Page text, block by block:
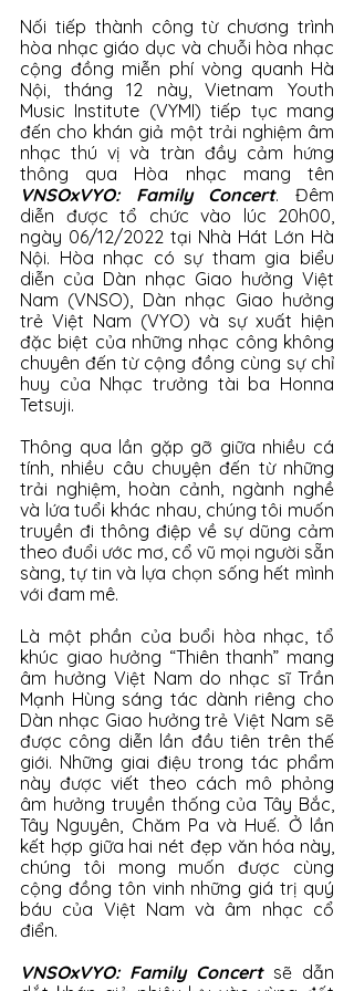
Nối tiếp thành công từ chương trình
hòa nhạc giáo dục và chuỗi hòa nhạc
cộng đồng miễn phí vòng quanh Hà
Nội, tháng 12 này, Vietnam Youth
Music Institute (VYMI) tiếp tục mang
đến cho khán giả một trải nghiệm âm
nhạc thú vị và tràn đầy cảm hứng
VNSOxVYO: Family Concert. Đêm
diễn được tổ chức vào lúc 20h00,
ngày 06/12/2022 tại Nhà Hát Lớn Hà
Nội. Hòa nhạc có sự tham gia biểu
diễn của Dàn nhạc Giao hưởng Việt
Nam (VNSO), Dàn nhạc Giao hưởng
trẻ Việt Nam (VYO) và sự xuất hiện
đặc biệt của những nhạc công không
chuyên đến từ cộng đồng cùng sự chỉ
huy của Nhạc trưởng tài ba Honna
Tetsuji.
Thông qua lần gặp gỡ giữa nhiều cá
tính, nhiều câu chuyện đến từ những
trải nghiệm, hoàn cảnh, ngành nghề
và lứa tuổi khác nhau, chúng tôi muốn
truyền đi thông điệp về sự dũng cảm
theo đuổi ước mơ, cổ vũ mọi người sẵn
sàng, tự tin và lựa chọn sống hết mình
với đam mê.
Là một phần của buổi hòa nhạc, tổ
khúc giao hưởng “Thiên thanh” mang
âm hưởng Việt Nam do nhạc sĩ Trần
Mạnh Hùng sáng tác dành riêng cho
Dàn nhạc Giao hưởng trẻ Việt Nam sẽ
được công diễn lần đầu tiên trên thế
giới. Những giai điệu trong tác phẩm
này được viết theo cách mô phỏng
âm hưởng truyền thống của Tây Bắc,
Tây Nguyên, Chăm Pa và Huế. Ở lần
kết hợp giữa hai nét đẹp văn hóa này,
chúng tôi mong muốn được cùng
cộng đồng tôn vinh những giá trị quý
báu của Việt Nam và âm nhạc cổ
điển.
VNSOxVYO: Family Concert sẽ dẫn